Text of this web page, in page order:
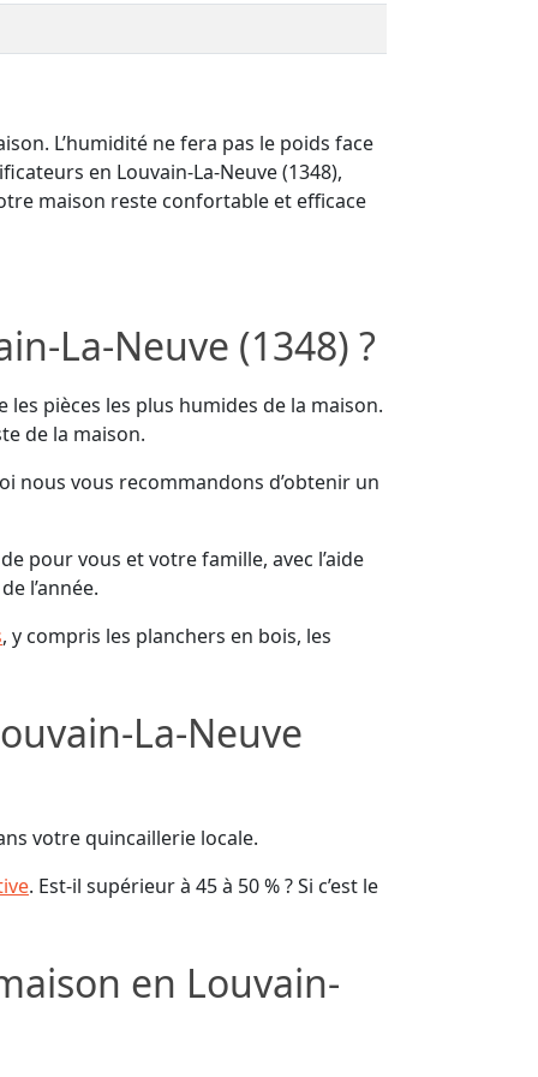
L’humidité ne fera pas le poids face
en Louvain-La-Neuve (1348),
maison reste confortable et efficace
La-Neuve (1348) ?
pièces les plus humides de la maison.
de la maison.
nous vous recommandons d’obtenir un
pour vous et votre famille, avec l’aide
l’année.
, y compris les planchers en bois, les
La-Neuve
votre quincaillerie locale.
. Est-il supérieur à 45 à 50 % ? Si c’est le
en Louvain-